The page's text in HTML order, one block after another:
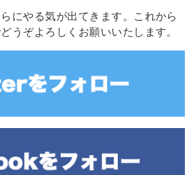
にやる気が出てきます。これから
うぞよろしくお願いいたします。